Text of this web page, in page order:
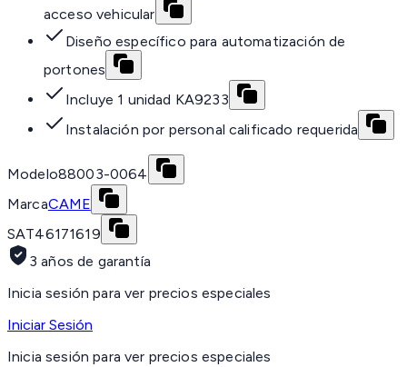
acceso vehicular
Diseño específico para automatización de
portones
Incluye 1 unidad KA9233
Instalación por personal calificado requerida
Modelo88003-0064
MarcaCAME
SAT46171619
3 años de garantía
Inicia sesión para ver precios especiales
Iniciar Sesión
Inicia sesión para ver precios especiales